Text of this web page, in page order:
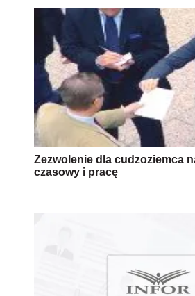
Zezwolenie dla cudzoziemca
czasowy i pracę